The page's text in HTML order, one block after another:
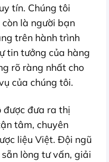
tín. Chúng tôi
là người bạn
trên hành trình
tin tưởng của hàng
rõ ràng nhất cho
của chúng tôi.
được đưa ra thị
tâm, chuyên
liệu Việt. Đội ngũ
lòng tư vấn, giải